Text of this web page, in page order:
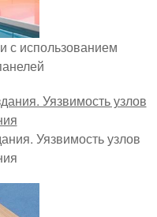
с использованием
Уязвимость узлов